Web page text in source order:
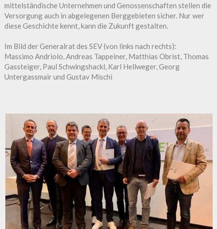
mittelständische Unternehmen und Genossenschaften stellen die
Versorgung auch in abgelegenen Berggebieten sicher. Nur wer
diese Geschichte kennt, kann die Zukunft gestalten.
Im Bild der Generalrat des SEV (von links nach rechts):
Massimo Andriolo, Andreas Tappeiner, Matthias Obrist, Thomas
Gassteiger, Paul Schwingshackl, Karl Hellweger, Georg
Untergassmair und Gustav Mischi